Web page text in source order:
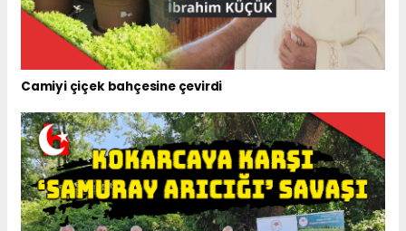
Camiyi çiçek bahçesine çevirdi